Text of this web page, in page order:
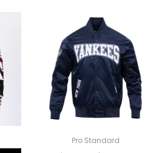
Pro Standard